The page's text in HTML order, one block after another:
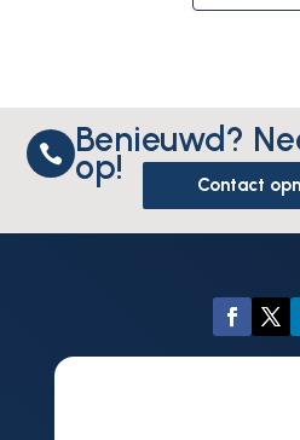
 Benieuwd?
op! Contact